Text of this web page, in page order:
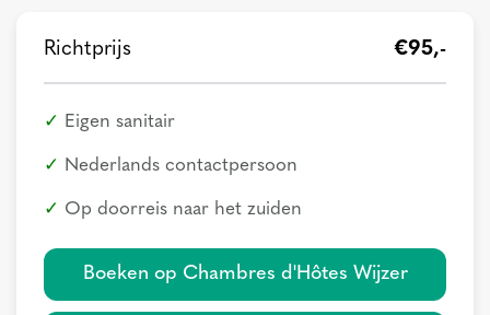
Richtprijs €95,-
Eigen sanitair
Nederlands contactpersoon
Op doorreis naar het zuiden
Boeken op Chambres d'Hôtes Wijzer